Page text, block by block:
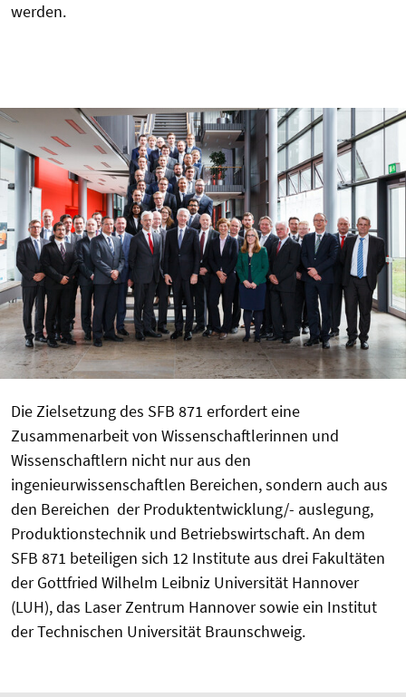
werden.
Die Zielsetzung des SFB 871 erfordert eine
Zusammenarbeit von Wissenschaftlerinnen und
Wissenschaftlern nicht nur aus den
ingenieurwissenschaftlen Bereichen, sondern auch aus
den Bereichen der Produktentwicklung/- auslegung,
Produktionstechnik und Betriebswirtschaft. An dem
SFB 871 beteiligen sich 12 Institute aus drei Fakultäten
der Gottfried Wilhelm Leibniz Universität Hannover
(LUH), das Laser Zentrum Hannover sowie ein Institut
der Technischen Universität Braunschweig.